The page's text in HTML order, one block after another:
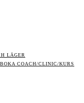
LÄGER
COACH/CLINIC/KURS